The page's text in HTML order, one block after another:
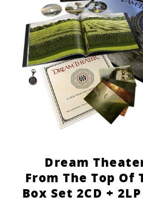
לאפס
את
כל
האפשרויות
cached
Dream
From The Top Of
Box Set 2CD +